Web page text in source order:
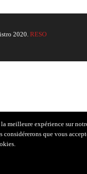
2020. RESO
meilleure expérience sur
que vous